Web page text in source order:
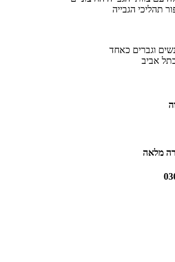
תהליכי הגבייה
וגברים כאחד
אביב
מלאה